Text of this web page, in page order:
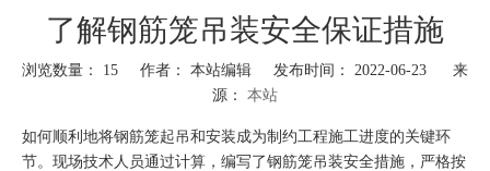
了解钢筋笼吊装安全保证措施
浏览数量： 15 作者： 本站编辑 发布时间： 2022-06-23 来
源： 本站
["wechat","weibo","qzone","douban","email"]
如何顺利地将钢筋笼起吊和安装成为制约工程施工进度的关键环
节。现场技术人员通过计算，编写了钢筋笼吊装安全措施，严格按